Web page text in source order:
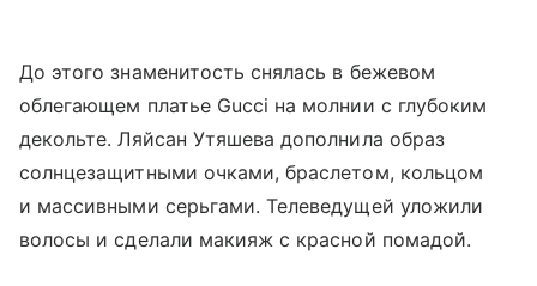
До этого знаменитость снялась в бежевом
облегающем платье Gucci на молнии с глубоким
декольте. Ляйсан Утяшева дополнила образ
солнцезащитными очками, браслетом, кольцом
и массивными серьгами. Телеведущей уложили
волосы и сделали макияж с красной помадой.